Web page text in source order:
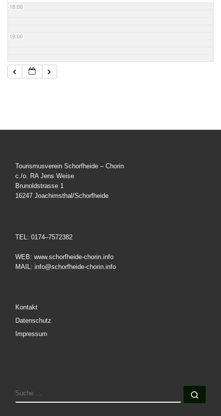
18:00
19:00
20:00
Tourismusverein Schorfheide – Chorin
c./o. RA Jens Weise
Brunoldstrasse 1
16247 Joachimsthal/Schorfheide
TEL: 0174–7572382
WEB: www.schorfheide-chorin.info
MAIL: info@schorfheide-chorin.info
Kontakt
Datenschutz
Impressum